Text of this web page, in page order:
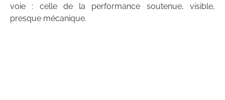
voie : celle de la performance soutenue, visible,
presque mécanique.